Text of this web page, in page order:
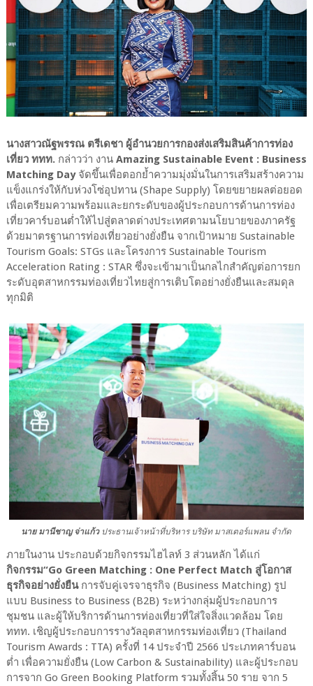
นางสาวณัฐพรรณ ตรีเดชา ผู้อำนวยการกองส่งเสริมสินค้าการท่อง
เที่ยว ททท. กล่าวว่า งาน Amazing Sustainable Event : Business
Matching Dayจัดขึ้นเพื่อตอกย้ำความมุ่งมั่นในการเสริมสร้างความ
แข็งแกร่งให้กับห่วงโซ่อุปทาน (Shape Supply) โดยขยายผลต่อยอด
เพื่อเตรียมความพร้อมและยกระดับของผู้ประกอบการด้านการท่อง
เที่ยวคาร์บอนต่ำให้ไปสู่ตลาดต่างประเทศตามนโยบายของภาครัฐ
ด้วยมาตรฐานการท่องเที่ยวอย่างยั่งยืน จากเป้าหมาย Sustainable
Tourism Goals: STGs และโครงการ Sustainable Tourism
Acceleration Rating : STAR ซึ่งจะเข้ามาเป็นกลไกสำคัญต่อการยก
ระดับอุตสาหกรรมท่องเที่ยวไทยสู่การเติบโตอย่างยั่งยืนและสมดุล
ทุกมิติ
นาย มานีชาญ จ่าแก้ว ประธานเจ้าหน้าที่บริหาร บริษัท มาสเตอร์แพลน จำกัด
ภายในงาน ประกอบด้วยกิจกรรมไฮไลท์ 3 ส่วนหลัก ได้แก่
กิจกรรม“Go Green Matching : One Perfect Match สู่โอกาส
ธุรกิจอย่างยั่งยืนการจับคู่เจรจาธุรกิจ (Business Matching) รูป
แบบ Business to Business (B2B) ระหว่างกลุ่มผู้ประกอบการ
ชุมชน และผู้ให้บริการด้านการท่องเที่ยวที่ใส่ใจสิ่งแวดล้อม โดย
ททท. เชิญผู้ประกอบการรางวัลอุตสาหกรรมท่องเที่ยว (Thailand
Tourism Awards : TTA) ครั้งที่ 14 ประจำปี 2566 ประเภทคาร์บอน
ต่ำ เพื่อความยั่งยืน (Low Carbon & Sustainability) และผู้ประกอบ
การจาก Go Green Booking Platform รวมทั้งสิ้น 50 ราย จาก 5